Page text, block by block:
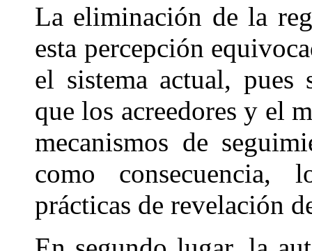
La eliminación de la
esta percepción
el sistema actual, pues
que los acreedores y el
mecanismos de
como consecuencia,
prácticas de revelación